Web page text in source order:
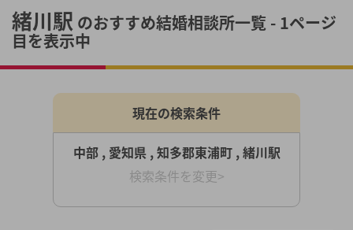
緒川駅 のおすすめ結婚相談所一覧 - 1ページ
目を表示中
現在の検索条件
中部 , 愛知県 , 知多郡東浦町 , 緒川駅
検索条件を変更>